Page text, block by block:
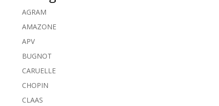
AGRAM
AMAZONE
APV
BUGNOT
CARUELLE
CHOPIN
CLAAS